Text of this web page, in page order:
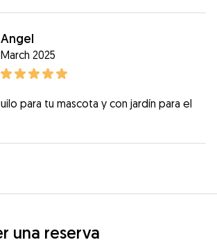
Angel
March 2025
para tu mascota y con jardín para el
una reserva